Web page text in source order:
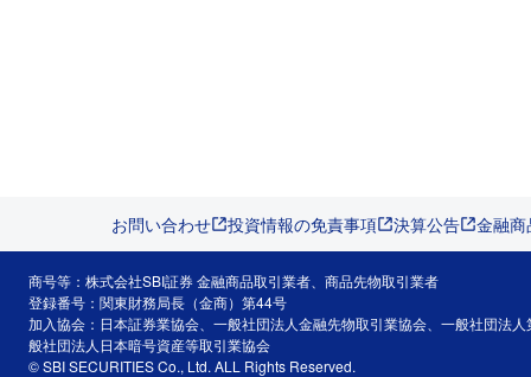
お問い合わせ 投資情報の免責事項 決算公告 金融
商号等：株式会社SBI証券 金融商品取引業者、商品先物取引業者
登録番号：関東財務局長（金商）第44号
加入協会：日本証券業協会、一般社団法人金融先物取引業協会、一般社団法
般社団法人日本暗号資産等取引業協会
© SBI SECURITIES Co., Ltd. ALL Rights Reserved.